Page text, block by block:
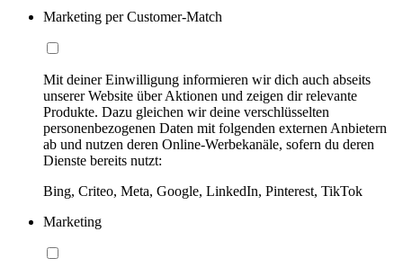
Marketing per Customer-Match
Mit deiner Einwilligung informieren wir dich auch abseits
unserer Website über Aktionen und zeigen dir relevante
Produkte. Dazu gleichen wir deine verschlüsselten
personenbezogenen Daten mit folgenden externen Anbietern
ab und nutzen deren Online-Werbekanäle, sofern du deren
Dienste bereits nutzt:
Bing, Criteo, Meta, Google, LinkedIn, Pinterest, TikTok
Marketing